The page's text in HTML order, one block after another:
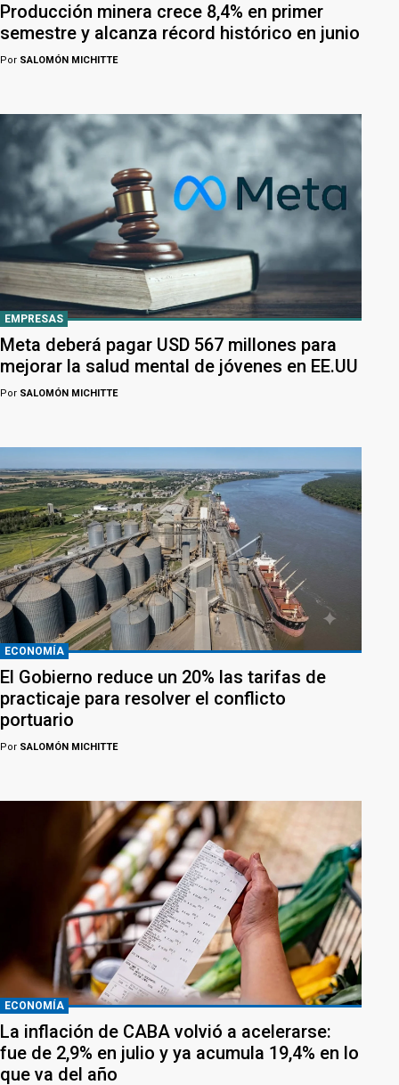
Producción minera crece 8,4% en primer
semestre y alcanza récord histórico en junio
Por SALOMÓN MICHITTE
EMPRESAS
Meta deberá pagar USD 567 millones para
mejorar la salud mental de jóvenes en EE.UU
Por SALOMÓN MICHITTE
ECONOMÍA
El Gobierno reduce un 20% las tarifas de
practicaje para resolver el conflicto
portuario
Por SALOMÓN MICHITTE
ECONOMÍA
La inflación de CABA volvió a acelerarse:
fue de 2,9% en julio y ya acumula 19,4% en lo
que va del año